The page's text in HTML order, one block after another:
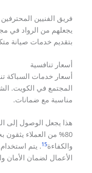
فريق الفنيين
يجعلهم من الرواد في
بتقديم خدمات صيانة
أسعار تنافسية
أسعار خدمات السباكة
المجتمع في الكويت.
مناسبة مع ضمانات.
هذا يجعل الوصول إلى
80% من العملاء
والكفاءة15. يتم
الأعمال لضمان الأمان